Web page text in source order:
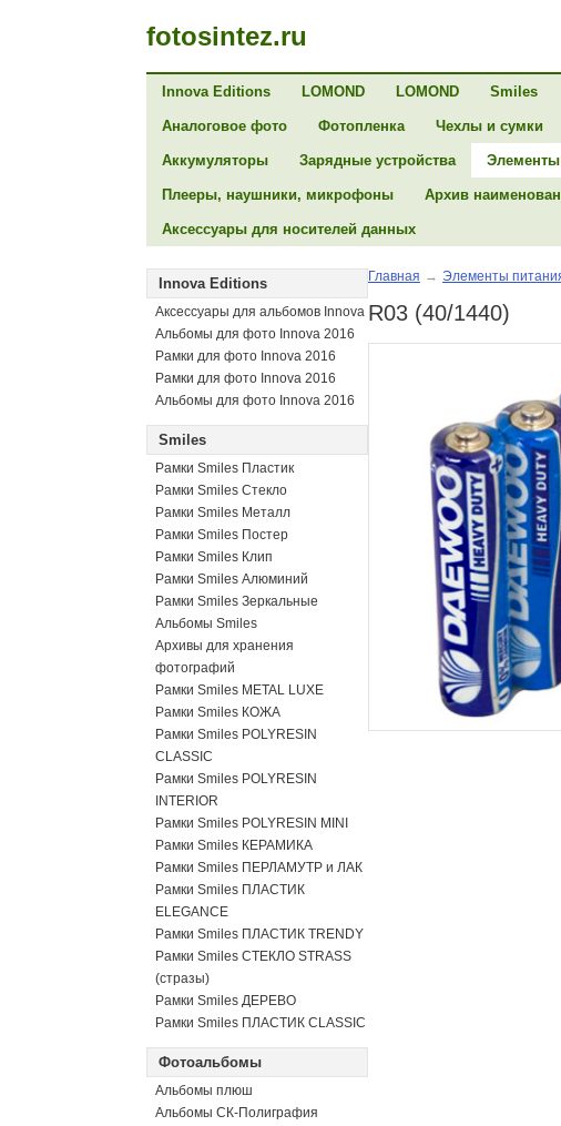
fotosintez.ru
Innova Editions LOMOND LOMOND Smiles
Аналоговое фото Фотопленка Чехлы и сумки
Аккумуляторы Зарядные устройства Элементы
Плееры, наушники, микрофоны Архив
Аксессуары для носителей данных
Innova Editions
Аксессуары для альбомов Innova
Альбомы для фото Innova 2016
Рамки для фото Innova 2016
Рамки для фото Innova 2016
Альбомы для фото Innova 2016
Smiles
Рамки Smiles Пластик
Рамки Smiles Стекло
Рамки Smiles Металл
Рамки Smiles Постер
Рамки Smiles Клип
Рамки Smiles Алюминий
Рамки Smiles Зеркальные
Альбомы Smiles
Архивы для хранения
фотографий
Рамки Smiles METAL LUXE
Рамки Smiles КОЖА
Рамки Smiles POLYRESIN
CLASSIC
Рамки Smiles POLYRESIN
INTERIOR
Рамки Smiles POLYRESIN MINI
Рамки Smiles КЕРАМИКА
Рамки Smiles ПЕРЛАМУТР и ЛАК
Рамки Smiles ПЛАСТИК
ELEGANCE
Рамки Smiles ПЛАСТИК TRENDY
Рамки Smiles СТЕКЛО STRASS
(стразы)
Рамки Smiles ДЕРЕВО
Рамки Smiles ПЛАСТИК CLASSIC
Фотоальбомы
Альбомы плюш
Альбомы СК-Полиграфия
Главная → Элементы
R03 (40/1440)